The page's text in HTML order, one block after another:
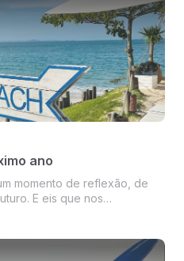
ano
momento de reflexão, de
E eis que nos